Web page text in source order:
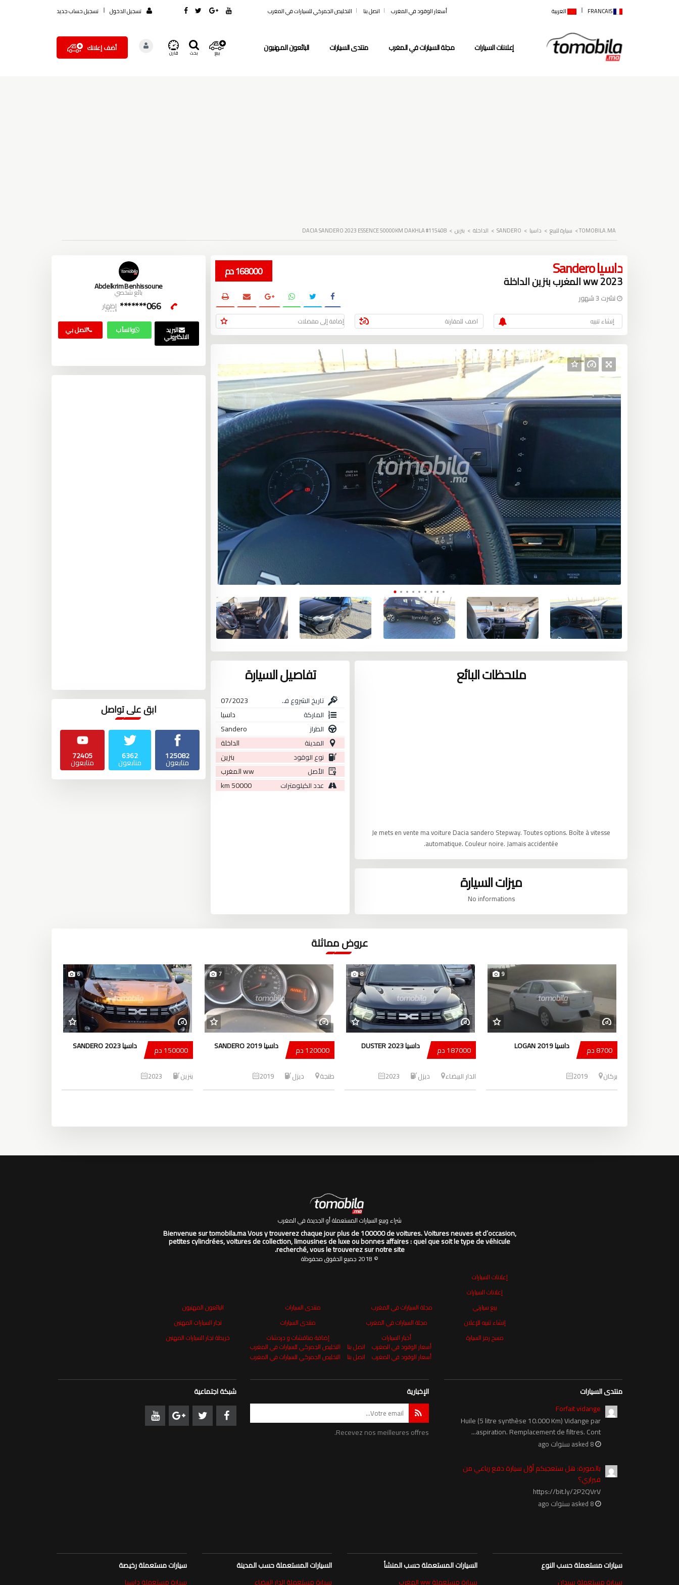
العربية تسجيل الدخول تسجيل حساب جديد أسعار الوقود في المغرب اتصل بنا التخليص الجمركي للسيارات في المغرب
أضف إعلانك قارن بحث بيع إعلانات السيارات مجلة السيارات في المغرب منتدى السيارات البائعون المهنيون
TOMOBILA.MA
> سيارة للبيع > داسيا >
SANDERO
> الداخلة > بنزين >
DACIA SANDERO 2023 ESSENCE 50000KM DAKHLA #115408
168000 دم داسيا Sandero
2023 ww المغرب بنزين الداخلة
نشرت 3 شهور
إنشاء تنبيه اضف للمقارنة إضافة إلى مفضلات
ملاحظات البائع
Je mets en vente ma voiture Dacia sandero Stepway. Toutes options. Boîte à vitesse
automatique. Couleur noire. Jamais accidentée.
ميزات السيارة
No informations
تفاصيل السيارة
تاريخ الشروع في الإستغلال 07/2023
الماركة داسيا
الطراز Sandero
المدينة الداخلة
نوع الوقود بنزين
الأصل ww المغرب
عدد الكيلومترات 50000 km
Abdelkrim Benhissoune
بائع شخصي
066******* إظهار
اتصل بي البريد
الالكتروني
واتسآب
ابق على تواصل
125082
متابعون
6362
متابعون
72405
متابعون
عروض مماثلة
9
8700 دم داسيا LOGAN 2019
بركان 2019
8
187000 دم داسيا DUSTER 2023
الدار البيضاء ديزل 2023
7
120000 دم داسيا SANDERO 2019
طنجة ديزل 2019
6
150000 دم داسيا SANDERO 2023
بنزين 2023
شراء وبيع السيارات المستعملة أو الجديدة في المغرب
Bienvenue sur tomobila.ma Vous y trouverez chaque jour plus de 100000 de voitures. Voitures neuves et d’occasion,
petites cylindrées, voitures de collection, limousines de luxe ou bonnes affaires : quel que soit le type de véhicule
recherché, vous le trouverez sur notre site.
© 2018 جميع الحقوق محفوظة
إعلانات السيارات
إعلانات السيارات
بيع سيارتي
إنشاء تنبيه للإعلان
مسح رمز السيارة
مجلة السيارات في المغرب
مجلة السيارات في المغرب
أخبار السيارات
منتدى السيارات
منتدى السيارات
إضافة مناقشات و دردشات
البائعون المهنيون
تجار السيارات المهنين
خريطة تجار السيارات المهنين
أسعار الوقود في المغرب اتصل بنا
التخليص الجمركي للسيارات في المغرب
أسعار الوقود في المغرب
اتصل بنا التخليص الجمركي للسيارات في المغرب
شبكة اجتماعية الإخبارية
Recevez nos meilleures offres.
منتدى السيارات
Forfait vidange
Huile (5 litre synthèse 10.000 Km) Vidange par
aspiration. Remplacement de filtres. Cont...
asked 8 سنوات ago
بالصورة: هل ستعجبكم أوّل سيارة دفع رباعي من
فيراري؟
https://bit.ly/2P2QVrV
asked 8 سنوات ago
سيارات مستعملة رخيصة
سيارة مستعملة داسيا
السيارات المستعملة حسب المدينة
سيارة مستعملة الدار البيضاء
السيارات المستعملة حسب المنشأ
سيارة مستعملة ww المغرب
سيارات مستعملة حسب النوع
سيارة مستعملة سيدان